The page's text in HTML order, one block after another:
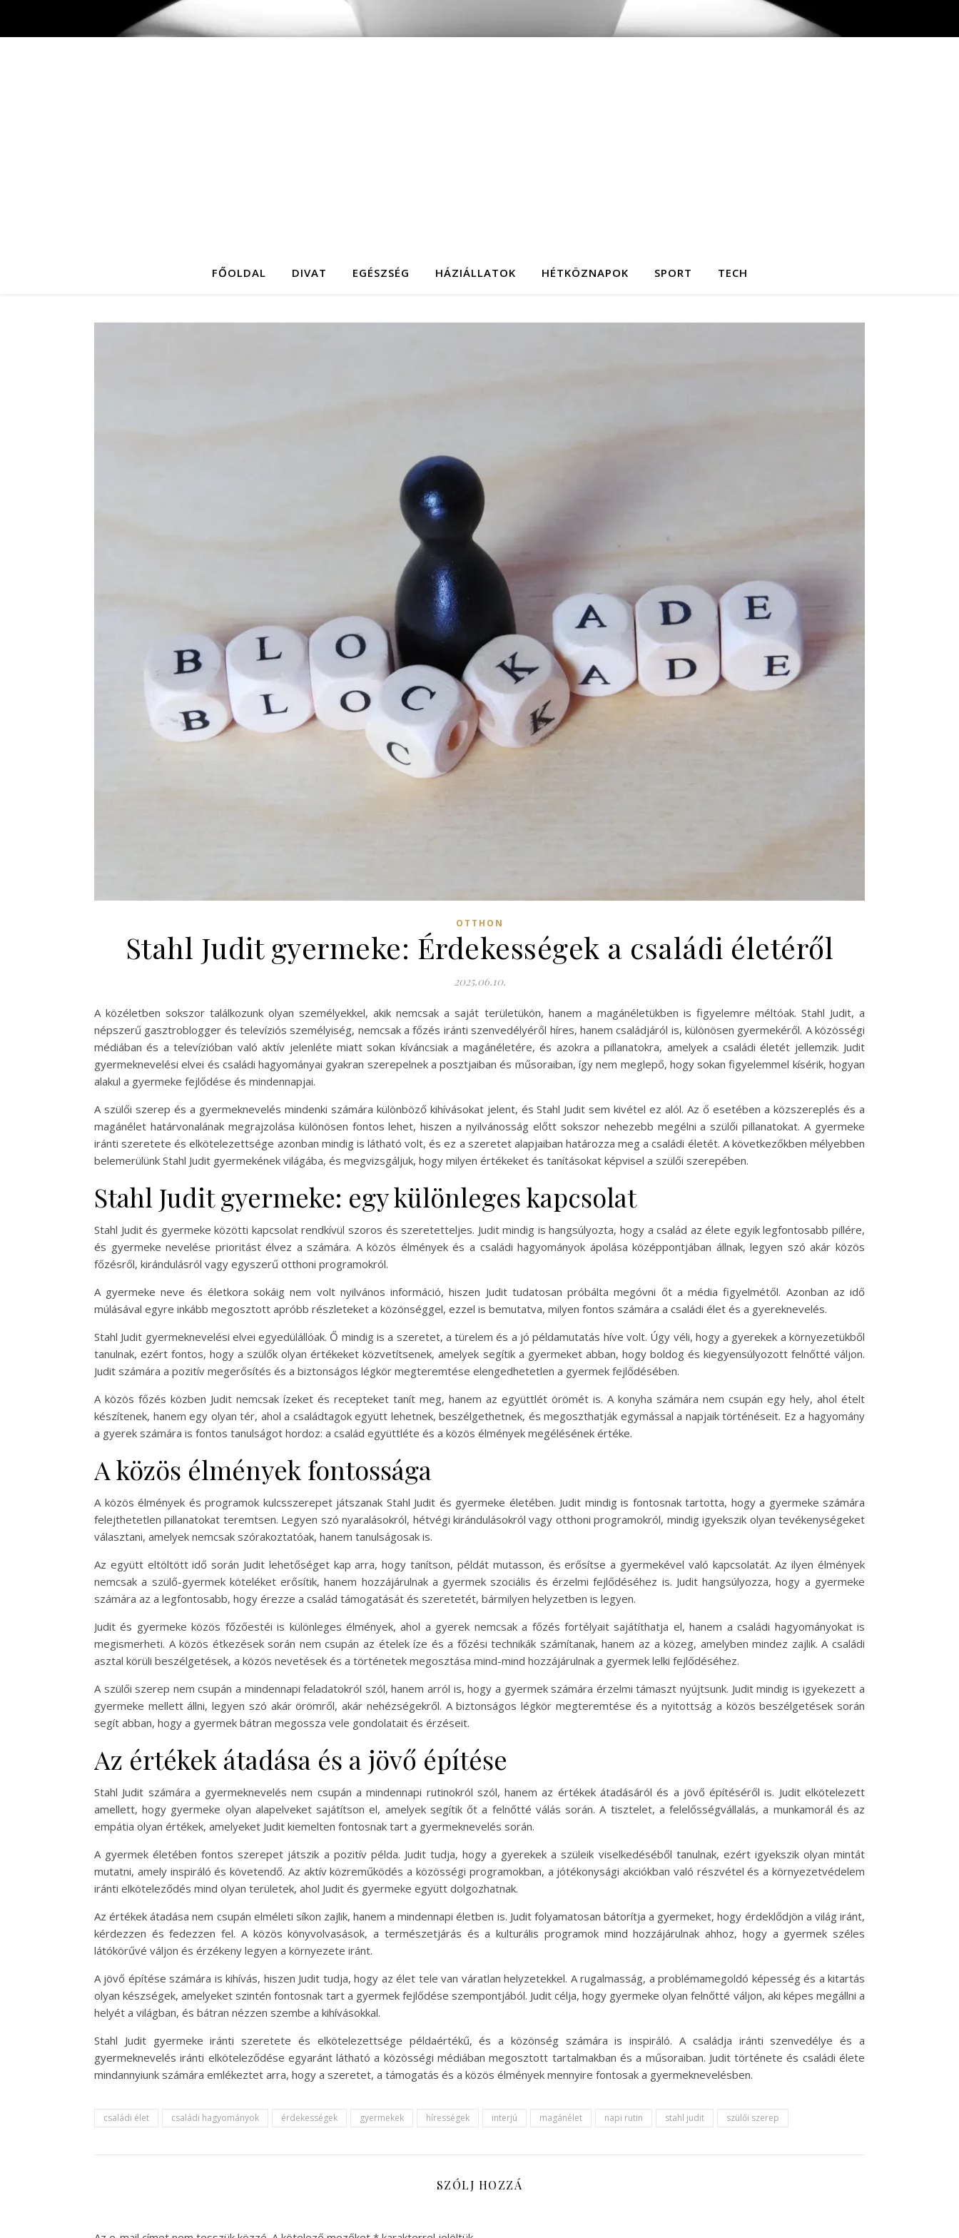
FŐOLDAL DIVAT EGÉSZSÉG HÁZIÁLLATOK HÉTKÖZNAPOK SPORT TECH
OTTHON
Stahl Judit gyermeke: Érdekességek a családi életéről
2025.06.10.
A közéletben sokszor találkozunk olyan személyekkel, akik nemcsak a saját területükön, hanem a magánéletükben is figyelemre méltóak. Stahl Judit, a
népszerű gasztroblogger és televíziós személyiség, nemcsak a főzés iránti szenvedélyéről híres, hanem családjáról is, különösen gyermekéről. A közösségi
médiában és a televízióban való aktív jelenléte miatt sokan kíváncsiak a magánéletére, és azokra a pillanatokra, amelyek a családi életét jellemzik. Judit
gyermeknevelési elvei és családi hagyományai gyakran szerepelnek a posztjaiban és műsoraiban, így nem meglepő, hogy sokan figyelemmel kísérik, hogyan
alakul a gyermeke fejlődése és mindennapjai.
A szülői szerep és a gyermeknevelés mindenki számára különböző kihívásokat jelent, és Stahl Judit sem kivétel ez alól. Az ő esetében a közszereplés és a
magánélet határvonalának megrajzolása különösen fontos lehet, hiszen a nyilvánosság előtt sokszor nehezebb megélni a szülői pillanatokat. A gyermeke
iránti szeretete és elkötelezettsége azonban mindig is látható volt, és ez a szeretet alapjaiban határozza meg a családi életét. A következőkben mélyebben
belemerülünk Stahl Judit gyermekének világába, és megvizsgáljuk, hogy milyen értékeket és tanításokat képvisel a szülői szerepében.
Stahl Judit gyermeke: egy különleges kapcsolat
Stahl Judit és gyermeke közötti kapcsolat rendkívül szoros és szeretetteljes. Judit mindig is hangsúlyozta, hogy a család az élete egyik legfontosabb pillére,
és gyermeke nevelése prioritást élvez a számára. A közös élmények és a családi hagyományok ápolása középpontjában állnak, legyen szó akár közös
főzésről, kirándulásról vagy egyszerű otthoni programokról.
A gyermeke neve és életkora sokáig nem volt nyilvános információ, hiszen Judit tudatosan próbálta megóvni őt a média figyelmétől. Azonban az idő
múlásával egyre inkább megosztott apróbb részleteket a közönséggel, ezzel is bemutatva, milyen fontos számára a családi élet és a gyereknevelés.
Stahl Judit gyermeknevelési elvei egyedülállóak. Ő mindig is a szeretet, a türelem és a jó példamutatás híve volt. Úgy véli, hogy a gyerekek a környezetükből
tanulnak, ezért fontos, hogy a szülők olyan értékeket közvetítsenek, amelyek segítik a gyermeket abban, hogy boldog és kiegyensúlyozott felnőtté váljon.
Judit számára a pozitív megerősítés és a biztonságos légkör megteremtése elengedhetetlen a gyermek fejlődésében.
A közös főzés közben Judit nemcsak ízeket és recepteket tanít meg, hanem az együttlét örömét is. A konyha számára nem csupán egy hely, ahol ételt
készítenek, hanem egy olyan tér, ahol a családtagok együtt lehetnek, beszélgethetnek, és megoszthatják egymással a napjaik történéseit. Ez a hagyomány
a gyerek számára is fontos tanulságot hordoz: a család együttléte és a közös élmények megélésének értéke.
A közös élmények fontossága
A közös élmények és programok kulcsszerepet játszanak Stahl Judit és gyermeke életében. Judit mindig is fontosnak tartotta, hogy a gyermeke számára
felejthetetlen pillanatokat teremtsen. Legyen szó nyaralásokról, hétvégi kirándulásokról vagy otthoni programokról, mindig igyekszik olyan tevékenységeket
választani, amelyek nemcsak szórakoztatóak, hanem tanulságosak is.
Az együtt eltöltött idő során Judit lehetőséget kap arra, hogy tanítson, példát mutasson, és erősítse a gyermekével való kapcsolatát. Az ilyen élmények
nemcsak a szülő-gyermek köteléket erősítik, hanem hozzájárulnak a gyermek szociális és érzelmi fejlődéséhez is. Judit hangsúlyozza, hogy a gyermeke
számára az a legfontosabb, hogy érezze a család támogatását és szeretetét, bármilyen helyzetben is legyen.
Judit és gyermeke közös főzőestéi is különleges élmények, ahol a gyerek nemcsak a főzés fortélyait sajátíthatja el, hanem a családi hagyományokat is
megismerheti. A közös étkezések során nem csupán az ételek íze és a főzési technikák számítanak, hanem az a közeg, amelyben mindez zajlik. A családi
asztal körüli beszélgetések, a közös nevetések és a történetek megosztása mind-mind hozzájárulnak a gyermek lelki fejlődéséhez.
A szülői szerep nem csupán a mindennapi feladatokról szól, hanem arról is, hogy a gyermek számára érzelmi támaszt nyújtsunk. Judit mindig is igyekezett a
gyermeke mellett állni, legyen szó akár örömről, akár nehézségekről. A biztonságos légkör megteremtése és a nyitottság a közös beszélgetések során
segít abban, hogy a gyermek bátran megossza vele gondolatait és érzéseit.
Az értékek átadása és a jövő építése
Stahl Judit számára a gyermeknevelés nem csupán a mindennapi rutinokról szól, hanem az értékek átadásáról és a jövő építéséről is. Judit elkötelezett
amellett, hogy gyermeke olyan alapelveket sajátítson el, amelyek segítik őt a felnőtté válás során. A tisztelet, a felelősségvállalás, a munkamorál és az
empátia olyan értékek, amelyeket Judit kiemelten fontosnak tart a gyermeknevelés során.
A gyermek életében fontos szerepet játszik a pozitív példa. Judit tudja, hogy a gyerekek a szüleik viselkedéséből tanulnak, ezért igyekszik olyan mintát
mutatni, amely inspiráló és követendő. Az aktív közreműködés a közösségi programokban, a jótékonysági akciókban való részvétel és a környezetvédelem
iránti elköteleződés mind olyan területek, ahol Judit és gyermeke együtt dolgozhatnak.
Az értékek átadása nem csupán elméleti síkon zajlik, hanem a mindennapi életben is. Judit folyamatosan bátorítja a gyermeket, hogy érdeklődjön a világ iránt,
kérdezzen és fedezzen fel. A közös könyvolvasások, a természetjárás és a kulturális programok mind hozzájárulnak ahhoz, hogy a gyermek széles
látókörűvé váljon és érzékeny legyen a környezete iránt.
A jövő építése számára is kihívás, hiszen Judit tudja, hogy az élet tele van váratlan helyzetekkel. A rugalmasság, a problémamegoldó képesség és a kitartás
olyan készségek, amelyeket szintén fontosnak tart a gyermek fejlődése szempontjából. Judit célja, hogy gyermeke olyan felnőtté váljon, aki képes megállni a
helyét a világban, és bátran nézzen szembe a kihívásokkal.
Stahl Judit gyermeke iránti szeretete és elkötelezettsége példaértékű, és a közönség számára is inspiráló. A családja iránti szenvedélye és a
gyermeknevelés iránti elköteleződése egyaránt látható a közösségi médiában megosztott tartalmakban és a műsoraiban. Judit története és családi élete
mindannyiunk számára emlékeztet arra, hogy a szeretet, a támogatás és a közös élmények mennyire fontosak a gyermeknevelésben.
családi élet családi hagyományok érdekességek gyermekek hírességek interjú magánélet napi rutin stahl judit szülői szerep
SZÓLJ HOZZÁ